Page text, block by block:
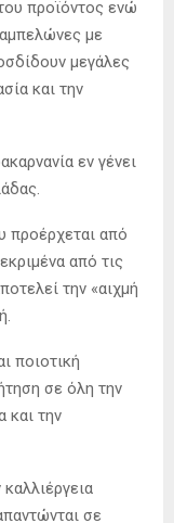
προϊόντος ενώ
με
μεγάλες
και την
εν γένει
προέρχεται από
από τις
την «αιχμή
ποιοτική
σε όλη την
και την
σε